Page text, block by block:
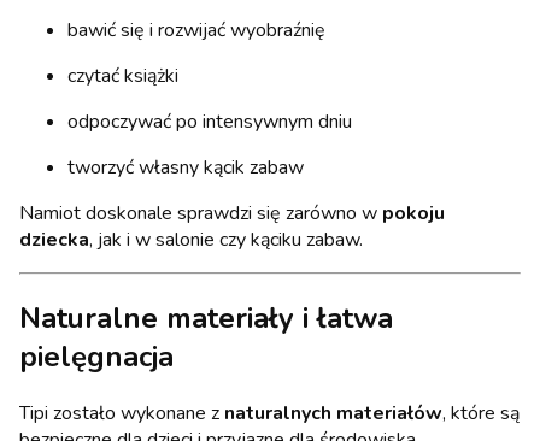
bawić się i rozwijać wyobraźnię
czytać książki
odpoczywać po intensywnym dniu
tworzyć własny kącik zabaw
Namiot doskonale sprawdzi się zarówno w pokoju
dziecka, jak i w salonie czy kąciku zabaw.
Naturalne materiały i łatwa
pielęgnacja
Tipi zostało wykonane z naturalnych materiałów, które są